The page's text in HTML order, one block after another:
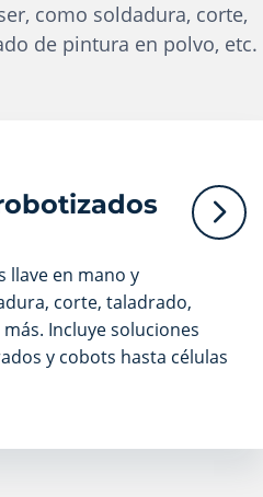
como soldadura, corte,
de pintura en polvo, etc.
llave en mano y
corte, taladrado,
Incluye soluciones
y cobots hasta células